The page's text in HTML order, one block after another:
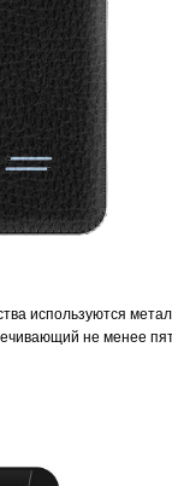
используются
не менее